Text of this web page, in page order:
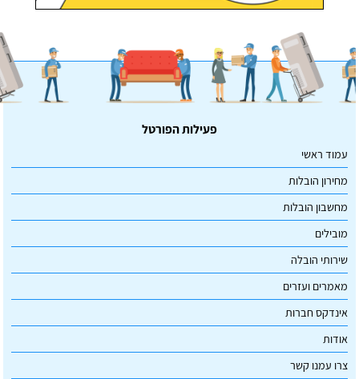
פעילות הפורטל
עמוד ראשי
מחירון הובלות
מחשבון הובלות
מובילים
שירותי הובלה
מאמרים ועזרים
אינדקס חברות
אודות
צרו עמנו קשר